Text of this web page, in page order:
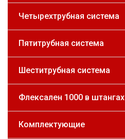
Четырехтрубная система
Пятитрубная система
Шеститрубная система
Флексален 1000 в штангах
Комплектующие